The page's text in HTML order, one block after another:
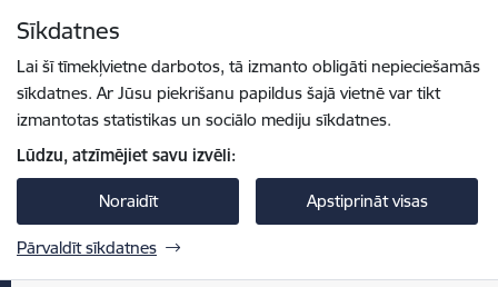
Sīkdatnes
Lai šī tīmekļvietne darbotos, tā izmanto obligāti nepieciešamās
sīkdatnes. Ar Jūsu piekrišanu papildus šajā vietnē var tikt
izmantotas statistikas un sociālo mediju sīkdatnes.
Lūdzu, atzīmējiet savu izvēli:
Noraidīt Apstiprināt visas
Pārvaldīt sīkdatnes